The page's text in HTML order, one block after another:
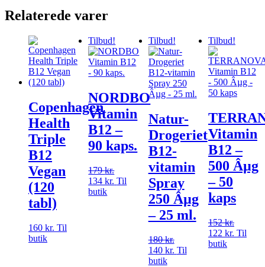
Relaterede varer
Copenhagen
Health
Triple
B12
Vegan
(120
tabl)
160 kr. Til
butik
Tilbud!
NORDBO
Vitamin
B12 –
90 kaps.
179kr.Den
oprindelige
134kr. Den
Til
butik
Tilbud!
Natur-
Drogeriet
B12-
vitamin
Spray
250 Âµg
– 25 ml.
180kr.Den
oprindelige
140 kr. Den
Til
butik
Tilbud!
Vitamin
B12 –
500 Âµg
– 50
kaps
152kr.Den
122 kr. Den
Til
butik